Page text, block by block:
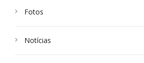
Fotos
Notícias